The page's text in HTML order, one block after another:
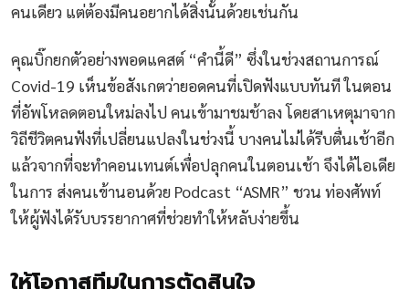
คนเดียว แต่ต้องมีคนอยากได้สิ่งนั้นด้วยเช่นกัน
คุณบิ๊กยกตัวอย่างพอดแคสต์ “คำนี้ดี” ซึ่งในช่วงสถานการณ์
Covid-19 เห็นข้อสังเกตว่ายอดคนที่เปิดฟังแบบทันที ในตอน
ที่อัพโหลดตอนใหม่ลงไป คนเข้ามาชมช้าลง โดยสาเหตุมาจาก
วิถีชีวิตคนฟังที่เปลี่ยนแปลงในช่วงนี้ บางคนไม่ได้รีบตื่นเช้าอีก
แล้วจากที่จะทำคอนเทนต์เพื่อปลุกคนในตอนเช้า จึงได้ไอเดีย
ในการ ส่งคนเข้านอนด้วย Podcast “ASMR” ชวน ท่องศัพท์
ให้ผู้ฟังได้รับบรรยากาศที่ช่วยทำให้หลับง่ายขึ้น
ให้โอกาสทีมในการตัดสินใจ